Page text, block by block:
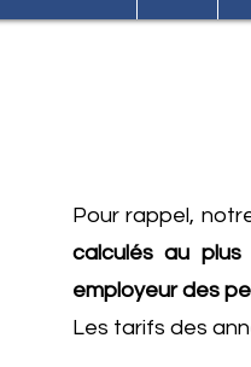
Pour rappel,
calculés au
employeur des
Les tarifs des